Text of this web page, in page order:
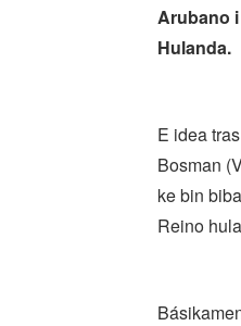
Arubano
Hulanda.
E idea
Bosman
ke bin
Reino